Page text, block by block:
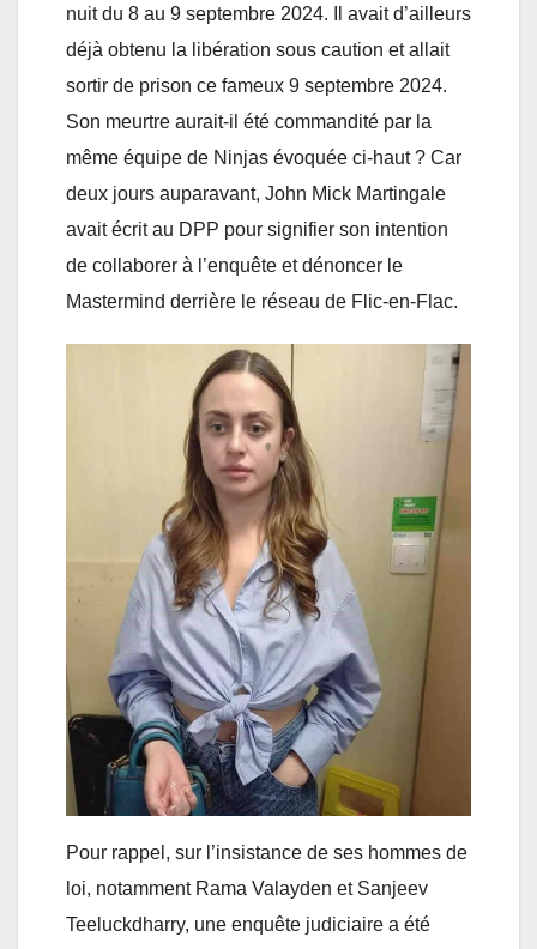
nuit du 8 au 9 septembre 2024. Il avait d’ailleurs
déjà obtenu la libération sous caution et allait
sortir de prison ce fameux 9 septembre 2024.
Son meurtre aurait-il été commandité par la
même équipe de Ninjas évoquée ci-haut ? Car
deux jours auparavant, John Mick Martingale
avait écrit au DPP pour signifier son intention
de collaborer à l’enquête et dénoncer le
Mastermind derrière le réseau de Flic-en-Flac.
Pour rappel, sur l’insistance de ses hommes de
loi, notamment Rama Valayden et Sanjeev
Teeluckdharry, une enquête judiciaire a été